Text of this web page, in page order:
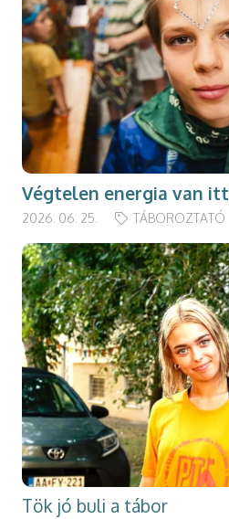
Végtelen energia van itt
2026. 06. 25. TÁBOROZTATÓ
Tök jó buli a tábor